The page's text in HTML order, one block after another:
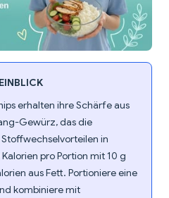
erhalten ihre Schärfe aus
Gewürz, das die
in
pro Portion mit 10 g
aus Fett. Portioniere eine
kombiniere mit